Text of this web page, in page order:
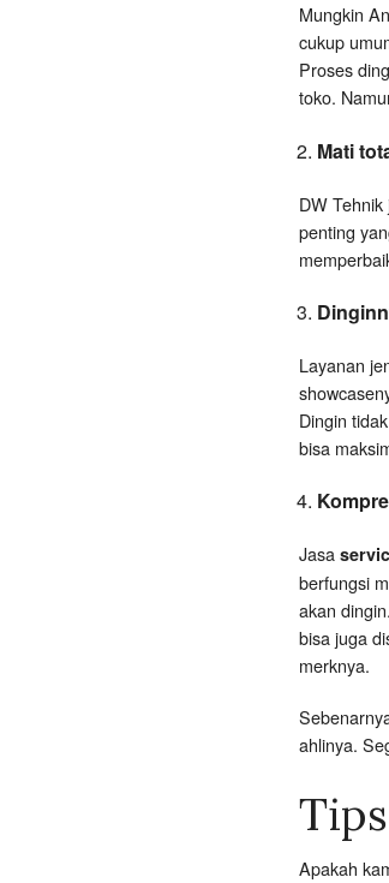
Mungkin
cukup
Proses
toko.
Mati
DW
penting
Layanan
Dingin
bisa
Jasa
berfungsi
akan
bisa juga
merknya.
ahlinya.
Apakah